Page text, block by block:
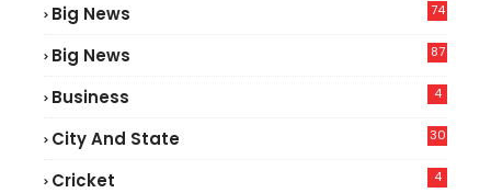
Big News
74
Big News
87
Business 4
City And State 30
Cricket 4